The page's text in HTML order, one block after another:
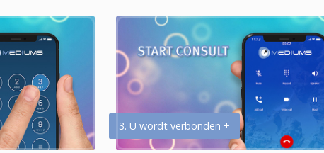
3. U wordt verbonden +